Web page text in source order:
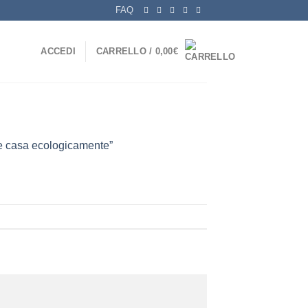
FAQ
ACCEDI CARRELLO / 0,00€
casa ecologicamente”